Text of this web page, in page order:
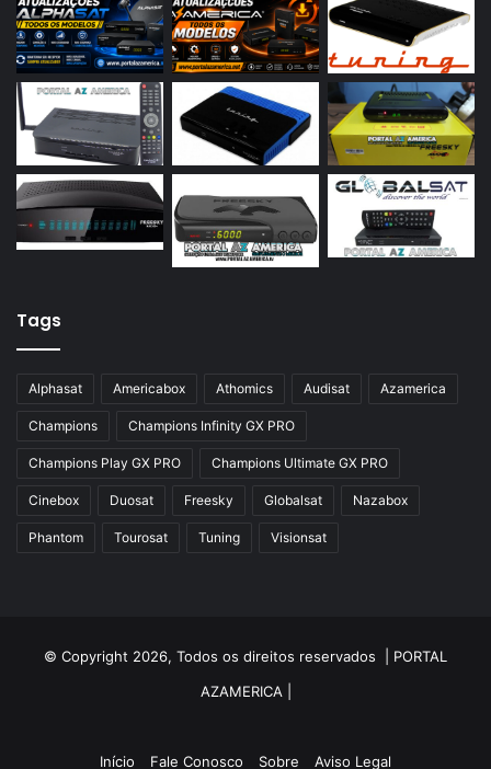
Azamerica S2015
Azamerica S922
Azamerica S922 Mini
Azamerica S928
Azamerica Silver
Azamerica Silver GX PRO
Azamerica Silver IPTV
Azfox
Azgold
Azplus
Azsat
Azsky
Champions
Champions Light GX
Tags
Alphasat Americabox Athomics Audisat Azamerica
Champions Champions Infinity GX PRO
Champions Play GX PRO Champions Ultimate GX PRO
Cinebox Duosat Freesky Globalsat Nazabox
Phantom Tourosat Tuning Visionsat
© Copyright 2026, Todos os direitos reservados | PORTAL
AZAMERICA
Início Fale Conosco Sobre Aviso Legal